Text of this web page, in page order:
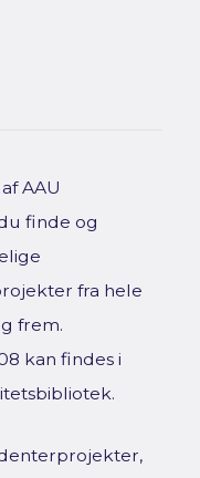
AAU
finde og
fra hele
frem.
kan findes i